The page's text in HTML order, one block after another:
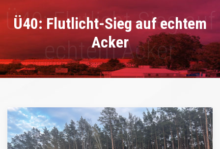
Ü40: Flutlicht-Sieg auf echtem
Acker